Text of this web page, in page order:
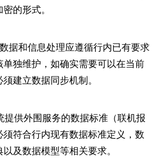
的形式。
据和信息处理应遵循行内已有要求
独维护，如确实需要可以在当前
建立数据同步机制。
提供外围服务的数据标准（联机报
符合行内现有数据标准定义，数
及数据模型等相关要求。